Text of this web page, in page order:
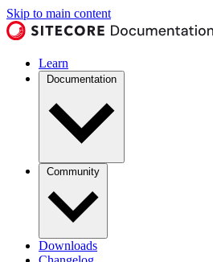
Skip to main content
Learn
Documentation
Community
Downloads